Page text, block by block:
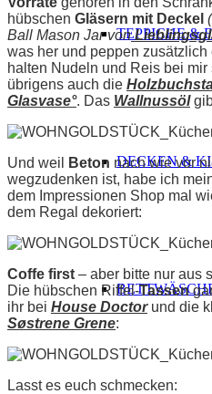
TEPPICHE &
DECKEN &
hübschen Gläsern mit Deckel
Ball Mason Jar von
was her und peppen
halten Nudeln und Reis bei
übrigens auch die
Glasvase°. Das Wallnussöl
Und weil Beton nach wie vor
wegzudenken ist, habe ich
dem Impressionen Shop mal
dem Regal dekoriert:
Coffe first – aber bitte nur aus
Die hübschen Riffel-Tassen
ihr bei House Doctorund die
Søstrene Grene:
Lasst es euch schmecken: